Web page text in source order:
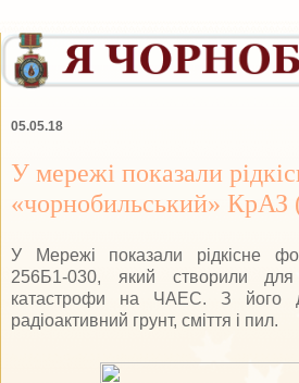
05.05.18
У мережі показали
«чорнобильський» КрАЗ
У Мережі показали рідкісне
256Б1-030, який створили для
катастрофи на ЧАЕС. З його
радіоактивний грунт, сміття і пил.